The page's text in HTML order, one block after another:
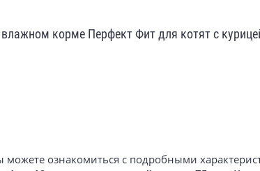
корме Перфект Фит для котят с
можете ознакомиться с подробными